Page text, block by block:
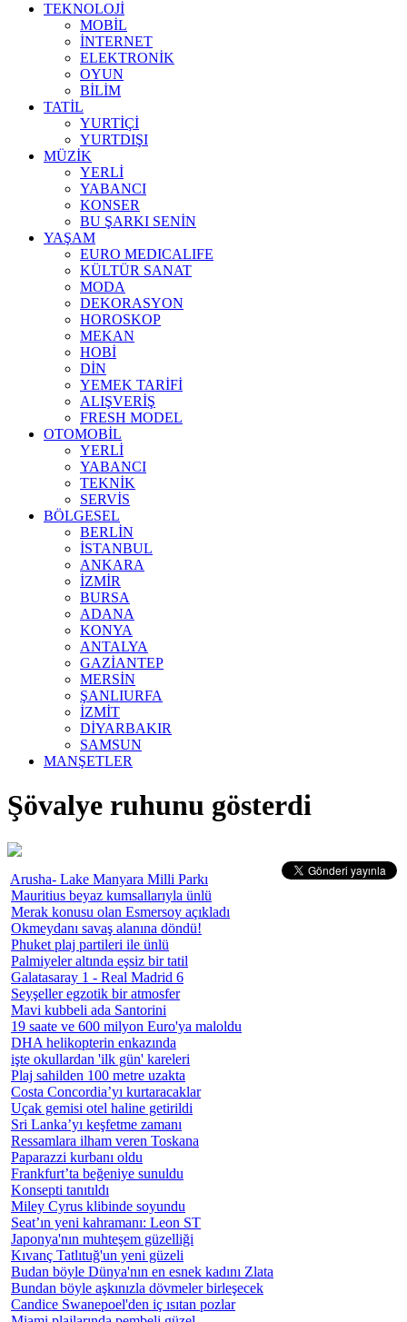
TEKNOLOJİ
MOBİL
İNTERNET
ELEKTRONİK
OYUN
BİLİM
TATİL
YURTİÇİ
YURTDIŞI
MÜZİK
YERLİ
YABANCI
KONSER
BU ŞARKI SENİN
YAŞAM
EURO MEDICALIFE
KÜLTÜR SANAT
MODA
DEKORASYON
HOROSKOP
MEKAN
HOBİ
DİN
YEMEK TARİFİ
ALIŞVERİŞ
FRESH MODEL
OTOMOBİL
YERLİ
YABANCI
TEKNİK
SERVİS
BÖLGESEL
BERLİN
İSTANBUL
ANKARA
İZMİR
BURSA
ADANA
KONYA
ANTALYA
GAZİANTEP
MERSİN
ŞANLIURFA
İZMİT
DİYARBAKIR
SAMSUN
MANŞETLER
Şövalye ruhunu gösterdi
Arusha- Lake Manyara Milli Parkı
Mauritius beyaz kumsallarıyla ünlü
Merak konusu olan Esmersoy açıkladı
Okmeydanı savaş alanına döndü!
Phuket plaj partileri ile ünlü
Palmiyeler altında eşsiz bir tatil
Galatasaray 1 - Real Madrid 6
Seyşeller egzotik bir atmosfer
Mavi kubbeli ada Santorini
19 saate ve 600 milyon Euro'ya maloldu
DHA helikopterin enkazında
işte okullardan 'ilk gün' kareleri
Plaj sahilden 100 metre uzakta
Costa Concordia’yı kurtaracaklar
Uçak gemisi otel haline getirildi
Sri Lanka’yı keşfetme zamanı
Ressamlara ilham veren Toskana
Paparazzi kurbanı oldu
Frankfurt’ta beğeniye sunuldu
Konsepti tanıtıldı
Miley Cyrus klibinde soyundu
Seat’ın yeni kahramanı: Leon ST
Japonya'nın muhteşem güzelliği
Kıvanç Tatlıtuğ'un yeni güzeli
Budan böyle Dünya'nın en esnek kadını Zlata
Bundan böyle aşkınızla dövmeler birleşecek
Candice Swanepoel'den iç ısıtan pozlar